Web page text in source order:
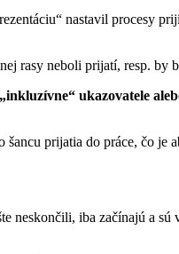
nastavil procesy
rasy neboli prijatí, resp. by
ukazovatele
prijatia do práce, čo je
neskončili, iba začínajú a